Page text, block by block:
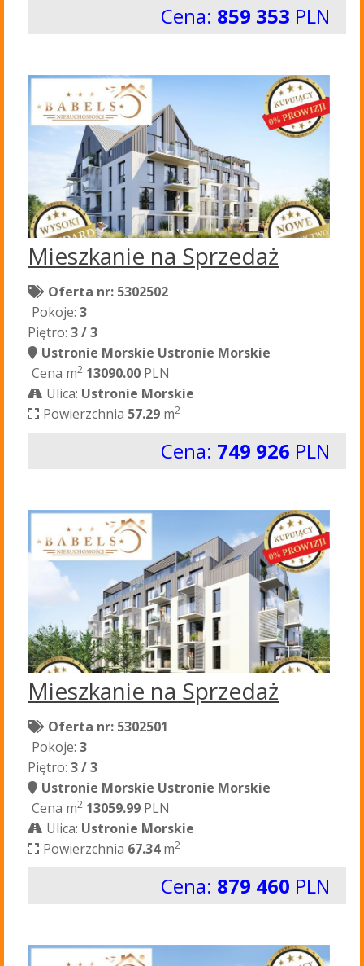
Cena: 859 353 PLN
Mieszkanie na Sprzedaż
Oferta nr: 5302502
Pokoje:3
Piętro:3 / 3
Ustronie Morskie Ustronie Morskie
Cena m2 13090.00 PLN
Ulica: Ustronie Morskie
Powierzchnia 57.29 m2
Cena: 749 926 PLN
Mieszkanie na Sprzedaż
Oferta nr: 5302501
Pokoje:3
Piętro:3 / 3
Ustronie Morskie Ustronie Morskie
Cena m2 13059.99 PLN
Ulica: Ustronie Morskie
Powierzchnia 67.34m2
Cena: 879 460 PLN